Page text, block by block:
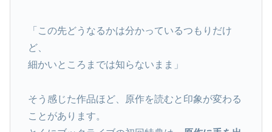
「この先どうなるかは分かっているつもりだけ
ど、
細かいところまでは知らないまま」
そう感じた作品ほど、原作を読むと印象が変わる
ことがあります。